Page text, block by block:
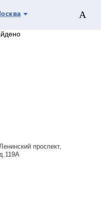
проспект,